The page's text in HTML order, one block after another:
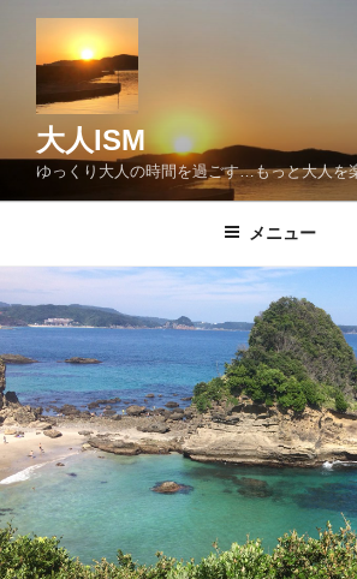
へ
プ
大人ISM
ゆっくり大人の時間を過ごす…もっと大人
メニュー